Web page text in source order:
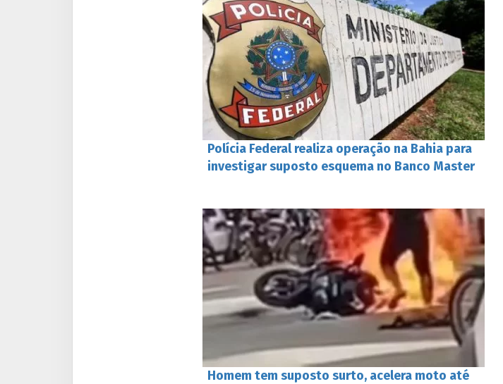
Polícia Federal realiza operação na Bahia para
investigar suposto esquema no Banco Master
Homem tem suposto surto, acelera moto até